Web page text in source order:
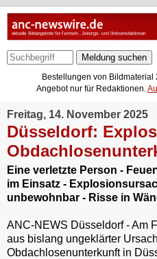
Meldung suchen
Bestellungen von Bildmaterial
Angebot nur für Redaktionen.
Freitag, 14. November 2025
Düsseldorf:
Eine verletzte Person -
im Einsatz -
unbewohnbar - Risse in
ANC-NEWS Düsseldorf - Am
aus bislang ungeklärter
Obdachlosenunterkunft in